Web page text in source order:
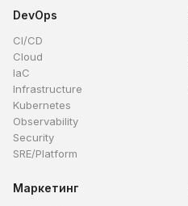
DevOps
CI/CD
Cloud
IaC
Infrastructure
Kubernetes
Observability
Security
SRE/Platform
Маркетинг